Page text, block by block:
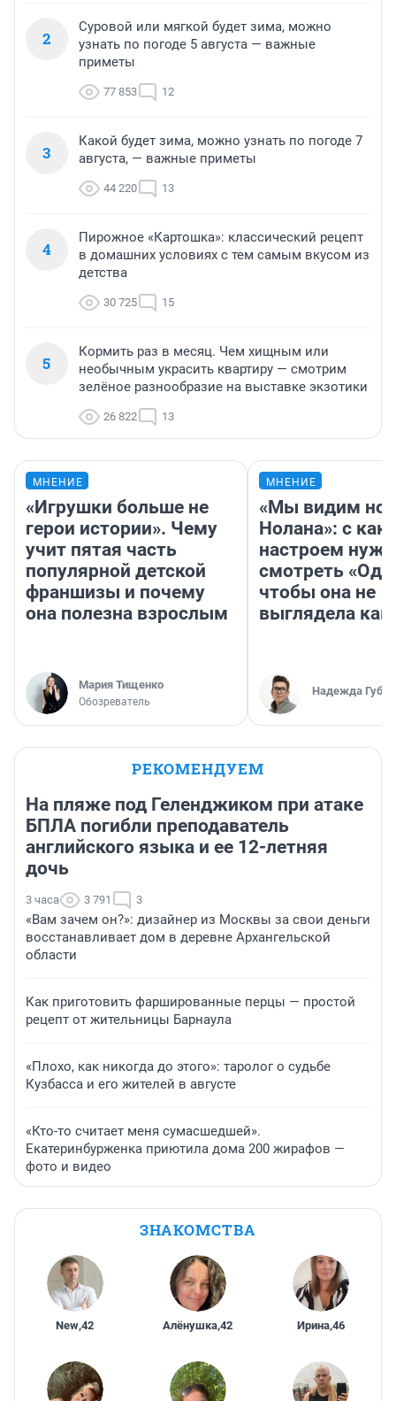
2
Суровой или мягкой будет зима, можно
узнать по погоде 5 августа — важные
приметы
77 853 12
3
Какой будет зима, можно узнать по погоде 7
августа, — важные приметы
44 220 13
4
Пирожное «Картошка»: классический рецепт
в домашних условиях с тем самым вкусом из
детства
30 725 15
5
Кормить раз в месяц. Чем хищным или
необычным украсить квартиру — смотрим
зелёное разнообразие на выставке экзотики
26 822 13
МНЕНИЕ
«Игрушки больше не
герои истории». Чему
учит пятая часть
популярной детской
франшизы и почему
она полезна взрослым
Мария Тищенко
Обозреватель
МНЕНИЕ
«Мы видим
Нолана»: с
настроем
смотреть
чтобы она не
выглядела как
Надежда
РЕКОМЕНДУЕМ
На пляже под Геленджиком при атаке
БПЛА погибли преподаватель
английского языка и ее 12-летняя
дочь
3 часа 3 791 3
«Вам зачем он?»: дизайнер из Москвы за свои деньги
восстанавливает дом в деревне Архангельской
области
Как приготовить фаршированные перцы — простой
рецепт от жительницы Барнаула
«Плохо, как никогда до этого»: таролог о судьбе
Кузбасса и его жителей в августе
«Кто-то считает меня сумасшедшей».
Екатеринбурженка приютила дома 200 жирафов —
фото и видео
ЗНАКОМСТВА
New,42 Алёнушка,42 Ирина,46